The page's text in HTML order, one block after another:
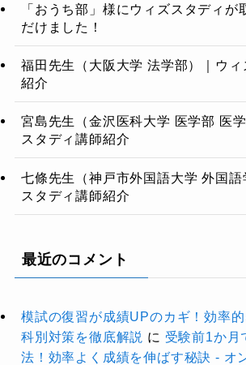
「おうち部」様にウィズスタディが
だけました！
福田先生（大阪大学 法学部）｜ウ
紹介
宮島先生（金沢医科大学 医学部 医
スタディ講師紹介
七條先生（神戸市外国語大学 外国
スタディ講師紹介
最近のコメント
模試の復習が成績UPのカギ！効率
科別対策を徹底解説 に 受験前1か月
法！効率よく成績を伸ばす秘訣 - オ